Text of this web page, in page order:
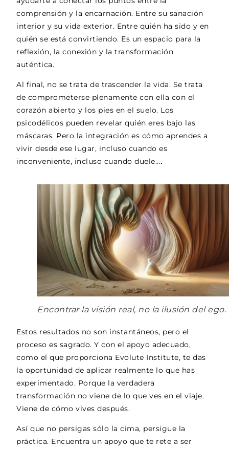
comprensión y la encarnación. Entre su sanación
interior y su vida exterior. Entre quién ha sido y en
quién se está convirtiendo. Es un espacio para la
reflexión, la conexión y la transformación
auténtica.
Al final, no se trata de trascender la vida. Se trata
de comprometerse plenamente con ella con el
corazón abierto y los pies en el suelo. Los
psicodélicos pueden revelar quién eres bajo las
máscaras. Pero la integración es cómo aprendes a
vivir desde ese lugar, incluso cuando es
inconveniente, incluso cuando duele....
Encontrar la visión real, no la ilusión del ego.
Estos resultados no son instantáneos, pero el
proceso es sagrado. Y con el apoyo adecuado,
como el que proporciona Evolute Institute, te das
la oportunidad de aplicar realmente lo que has
experimentado. Porque la verdadera
transformación no viene de lo que ves en el viaje.
Viene de cómo vives después.
Así que no persigas sólo la cima, persigue la
práctica. Encuentra un apoyo que te rete a ser